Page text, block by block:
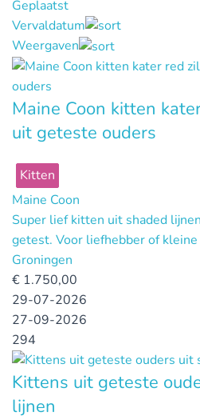
Geplaatst
Vervaldatum
Weergaven
Maine Coon kitten
uit geteste ouders
Kitten
Maine Coon
Super lief kitten uit shaded
getest. Voor liefhebber of
Groningen
€ 1.750,00
29-07-2026
27-09-2026
294
Kittens uit geteste
lijnen